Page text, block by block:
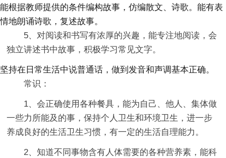
能根据教师提供的条件编构故事，仿编散文、诗歌。能有表
情地朗诵诗歌，复述故事。
5、对阅读和书写有浓厚的兴趣，能专注地阅读，会
独立讲述书中故事，积极学习常见文字。
坚持在日常生活中说普通话，做到发音和声调基本正确。
常识：
1、会正确使用各种餐具，能为自己、他人、集体做
一些力所能及的事，保持个人卫生和环境卫生，进一步
养成良好的生活卫生习惯，有一定的生活自理能力。
2、知道不同事物含有人体需要的各种营养素，能科